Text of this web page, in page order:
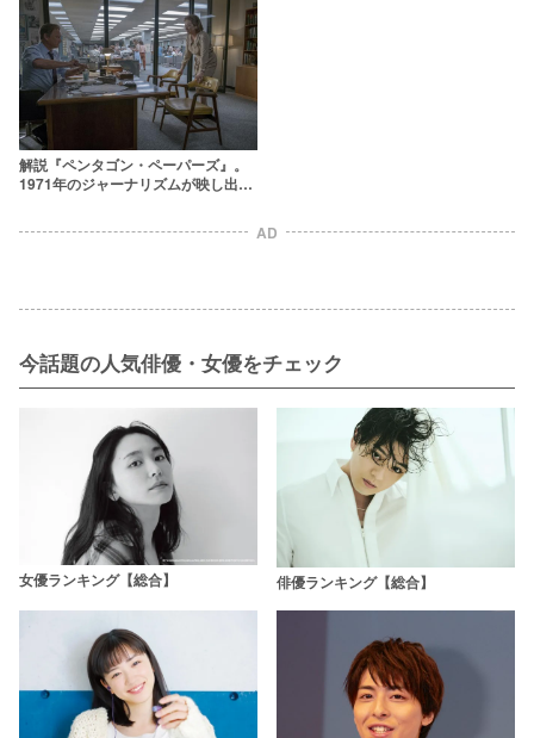
解説『ペンタゴン・ペーパーズ』。
1971年のジャーナリズムが映し出し
AD
今話題の人気俳優・女優をチェック
女優ランキング【総合】 俳優ランキング【総合】